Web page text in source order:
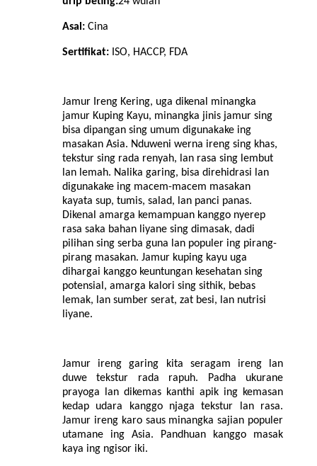
Asal: Cina
Sertifikat: ISO, HACCP, FDA
Jamur Ireng Kering, uga dikenal minangka
jamur Kuping Kayu, minangka jinis jamur sing
bisa dipangan sing umum digunakake ing
masakan Asia. Nduweni werna ireng sing khas,
tekstur sing rada renyah, lan rasa sing lembut
lan lemah. Nalika garing, bisa direhidrasi lan
digunakake ing macem-macem masakan
kayata sup, tumis, salad, lan panci panas.
Dikenal amarga kemampuan kanggo nyerep
rasa saka bahan liyane sing dimasak, dadi
pilihan sing serba guna lan populer ing pirang-
pirang masakan. Jamur kuping kayu uga
dihargai kanggo keuntungan kesehatan sing
potensial, amarga kalori sing sithik, bebas
lemak, lan sumber serat, zat besi, lan nutrisi
liyane.
Jamur ireng garing kita seragam ireng lan
duwe tekstur rada rapuh. Padha ukurane
prayoga lan dikemas kanthi apik ing kemasan
kedap udara kanggo njaga tekstur lan rasa.
Jamur ireng karo saus minangka sajian populer
utamane ing Asia. Pandhuan kanggo masak
kaya ing ngisor iki.